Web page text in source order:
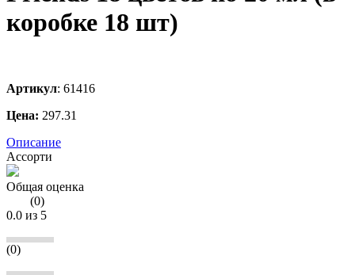
коробке 18 шт)
Артикул: 61416
Цена: 297.31
Описание
Ассорти
Общая оценка
(0)
0.0 из 5
(0)